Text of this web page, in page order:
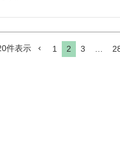
件表示 1 2 3